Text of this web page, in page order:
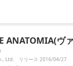
ANATOMIA(ヴ
Ltd. リリース 2016/04/27